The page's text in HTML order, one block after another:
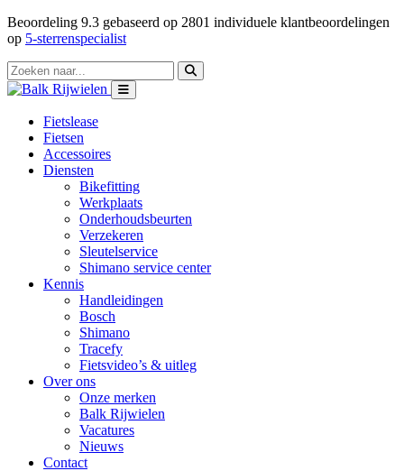
Beoordeling 9.3 gebaseerd op 2801 individuele klantbeoordelingen
op 5-sterrenspecialist
Fietslease
Fietsen
Accessoires
Diensten
Bikefitting
Werkplaats
Onderhoudsbeurten
Verzekeren
Sleutelservice
Shimano service center
Kennis
Handleidingen
Bosch
Shimano
Tracefy
Fietsvideo’s & uitleg
Over ons
Onze merken
Balk Rijwielen
Vacatures
Nieuws
Contact